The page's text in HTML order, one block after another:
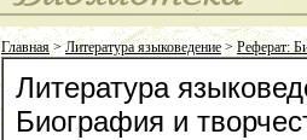
Главная>Литература языковедение>Реферат:
Литература
Биография и